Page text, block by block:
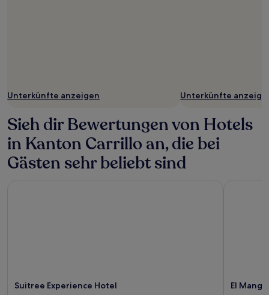
Unterkünfte anzeigen Unterkünfte
Sieh dir Bewertungen von Hotels
in Kanton Carrillo an, die bei
Gästen sehr beliebt sind
Suitree Experience Hotel El